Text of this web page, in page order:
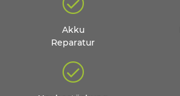
Akku
Reparatur